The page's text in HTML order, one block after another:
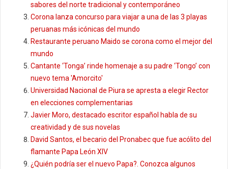
sabores del norte tradicional y contemporáneo
Corona lanza concurso para viajar a una de las 3 playas
peruanas más icónicas del mundo
Restaurante peruano Maido se corona como el mejor del
mundo
Cantante ‘Tonga’ rinde homenaje a su padre ‘Tongo’ con
nuevo tema 'Amorcito'
Universidad Nacional de Piura se apresta a elegir Rector
en elecciones complementarias
Javier Moro, destacado escritor español habla de su
creatividad y de sus novelas
David Santos, el becario del Pronabec que fue acólito del
flamante Papa León XIV
¿Quién podría ser el nuevo Papa?. Conozca algunos